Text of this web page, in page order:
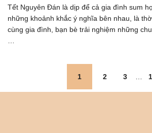
Tết Nguyên Đán là dịp để cả gia đình sum
những khoảnh khắc ý nghĩa bên nhau, là
cùng gia đình, bạn bè trải nghiệm những
1 2 3